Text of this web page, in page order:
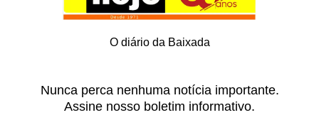
O diário da Baixada
Nunca perca nenhuma notícia importante.
Assine nosso boletim informativo.